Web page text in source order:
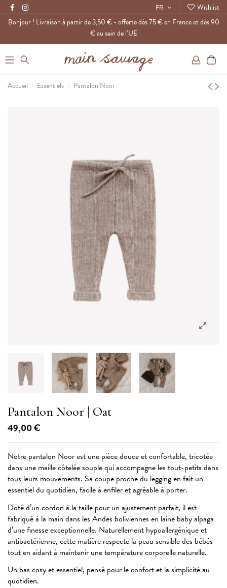
Bonjour ! Livraison à partir de 3,50 € - offerte dès 75 € en France et dès 90
€ au sein de l’UE
FR Wishlist
0
Accueil Essentiels Pantalon Noor
Pantalon Noor | Oat
49,00 €
Notre pantalon Noor est une pièce douce et confortable, tricotée
dans une maille côtelée souple qui accompagne les tout-petits dans
tous leurs mouvements. Sa coupe proche du legging en fait un
essentiel du quotidien, facile à enfiler et agréable à porter.
Doté d’un cordon à la taille pour un ajustement parfait, il est
fabriqué à la main dans les Andes boliviennes en laine baby alpaga
d’une finesse exceptionnelle. Naturellement hypoallergénique et
antibactérienne, cette matière respecte la peau sensible des bébés
tout en aidant à maintenir une température corporelle naturelle.
Un bas cosy et essentiel, pensé pour le confort et la simplicité au
quotidien.